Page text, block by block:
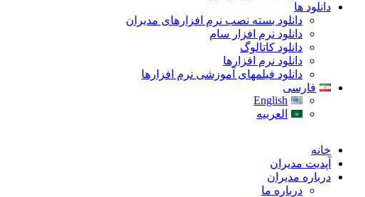
دانلود ها
دانلود بسته نصب نرم افزارهای مدیران
دانلود نرم افزار سام
دانلود کاتالوگ
دانلود نرم افزارها
دانلود فیلمهای آموزشی نرم افزارها
فارسی
English
العربیه
خانه
آپدیت مدیران
درباره مدیران
درباره ما